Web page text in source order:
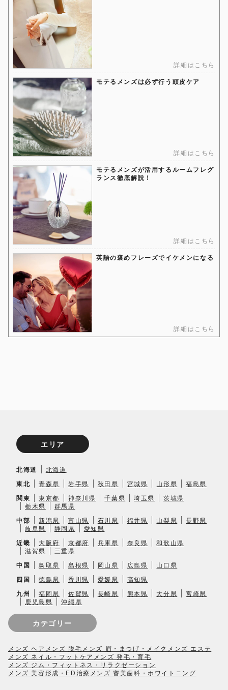
詳細はこちら
モテるメンズは必ず行う頭皮ケア
詳細はこちら
モテるメンズが活用するルームフレグ
ランス徹底解説！
詳細はこちら
英語の褒めフレーズでイケメンになる
詳細はこちら
エリア
北海道 北海道
東北 青森県 岩手県 秋田県 宮城県 山形県 福島県
関東 東京都 神奈川県 千葉県 埼玉県
茨城県
栃木県
群馬県
中部 新潟県 富山県 石川県 福井県 山梨県
長野県
岐阜県
静岡県 愛知県
近畿 大阪府 京都府 兵庫県 奈良県
和歌山県
滋賀県
三重県
中国 鳥取県 島根県 岡山県 広島県 山口県
四国 徳島県 香川県 愛媛県 高知県
九州 福岡県 佐賀県 長崎県 熊本県 大分県
宮崎県
鹿児島県
沖縄県
カテゴリー
メンズ ヘア メンズ 脱毛 メンズ 眉・まつげ・メイク メンズ エステ
メンズ ネイル・フットケア メンズ 発毛・育毛
メンズ ジム・フィットネス・リラクゼーション
メンズ 美容形成・ED治療 メンズ 審美歯科・ホワイトニング